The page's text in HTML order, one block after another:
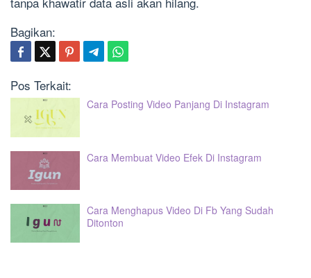
Bagikan:
Pos Terkait:
Cara Posting Video Panjang Di Instagram
Cara Membuat Video Efek Di Instagram
Cara Menghapus Video Di Fb Yang Sudah
Ditonton